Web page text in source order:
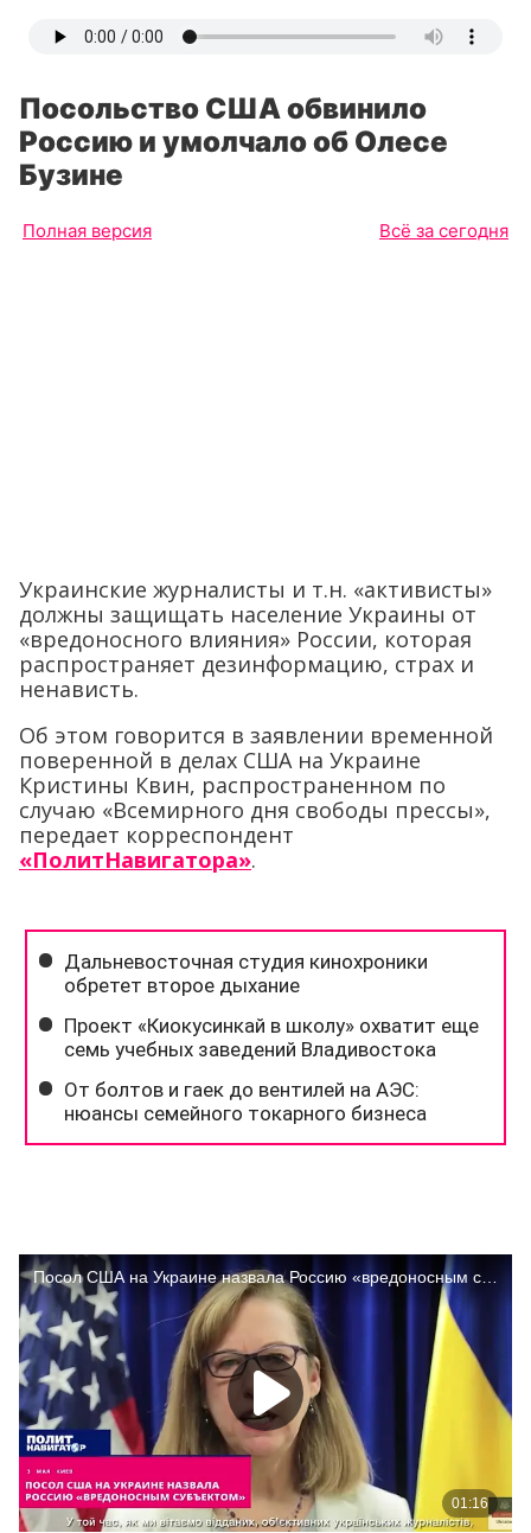
Посольство США обвинило
Россию и умолчало об Олесе
Бузине
Полная версия Всё за сегодня
Украинские журналисты и т.н. «активисты»
должны защищать население Украины от
«вредоносного влияния» России, которая
распространяет дезинформацию, страх и
ненависть.
Об этом говорится в заявлении временной
поверенной в делах США на Украине
Кристины Квин, распространенном по
случаю «Всемирного дня свободы прессы»,
передает корреспондент
«ПолитНавигатора».